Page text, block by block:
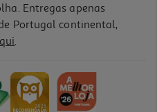
S
Entregas apenas
Portugal continental,
.